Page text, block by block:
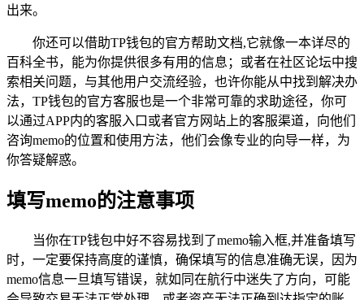
出来。
你还可以借助TP钱包的官方帮助文档,它就像一本详尽的
百科全书，能为你提供很多有用的信息；或者在社区论坛中搜
索相关问题，与其他用户交流经验，也许你能从中找到解决办
法，TP钱包的官方客服也是一个非常可靠的求助途径，你可
以通过APP内的客服入口或者官方网站上的客服渠道，向他们
咨询memo的位置和使用方法，他们会像专业的向导一样，为
你答疑解惑。
填写memo的注意事项
当你在TP钱包中好不容易找到了memo输入框,并准备填写
时，一定要保持高度的谨慎，确保填写的信息准确无误，因为
memo信息一旦填写错误，就如同在航行中迷失了方向，可能